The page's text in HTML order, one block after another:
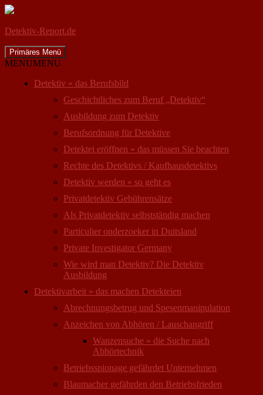
Detektiv-Report.de
Suchen
Primäres Menü
Inhalt
MENUMENU
Detektiv » das Berufsbild
Geschichtliches zum Beruf „Detektiv“
Ausbildung zum Detektiv
Berufsordnung für Detektive
Detektei eröffnen » das müssen Sie beachten
Rechte des Detektivs / Kaufhausdetektivs
Detektiv werden » so geht es
Privatdetektiv Gebührensätze
Als Privatdetektiv selbstständig machen
Particulier onderzoeker in Duitsland
Private Investigator Germany
Wie wird man Detektiv? Die Detektiv
Ausbildung
Detektivarbeit » das machen Detekteien
Abrechnungsbetrug und Spesenmanipulation
Anzeichen von Abhören / Lauschangriff
Wanzensuche » die Suche nach
Abhörtechnik
Betriebsspionage gefährdet Unternehmen
Blaumacher gefährden den Betriebsfrieden